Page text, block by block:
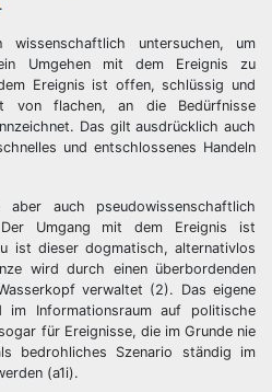
.
untersuchen, um
Umgehen mit dem Ereignis zu
Ereignis ist offen, schlüssig und
von flachen, an die Bedürfnisse
Das gilt ausdrücklich auch
und entschlossenes Handeln
auch pseudowissenschaftlich
Der Umgang mit dem Ereignis ist
ist dieser dogmatisch, alternativlos
wird durch einen überbordenden
verwaltet (2). Das eigene
im Informationsraum auf politische
für Ereignisse, die im Grunde nie
bedrohliches Szenario ständig im
(a1i).